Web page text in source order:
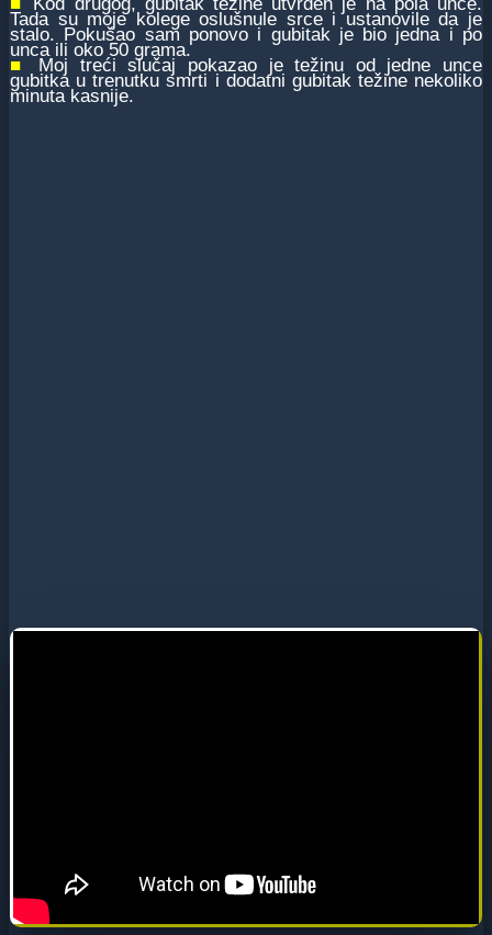
Tada su moje kolege oslušnule srce i ustanovile da je
stalo. Pokušao sam ponovo i gubitak je bio jedna i po
unca ili oko 50 grama.
■ Moj treći slučaj pokazao je težinu od jedne unce
gubitka u trenutku smrti i dodatni gubitak težine nekoliko
minuta kasnije.